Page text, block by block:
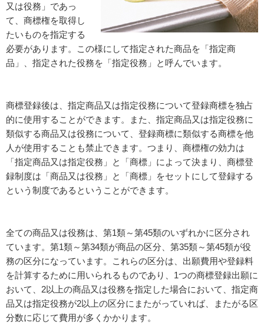
又は役務」であっ
て、商標権を取得し
たいものを指定する
必要があります。この様にして指定された商品を「指定商
品」、指定された役務を「指定役務」と呼んでいます。
商標登録後は、指定商品又は指定役務について登録商標を独占
的に使用することができます。また、指定商品又は指定役務に
類似する商品又は役務について、登録商標に類似する商標を他
人が使用することも禁止できます。つまり、商標権の効力は
「指定商品又は指定役務」と「商標」によって決まり、商標登
録制度は「商品又は役務」と「商標」をセットにして登録する
という制度であるということができます。
全ての商品又は役務は、第1類～第45類のいずれかに区分され
ています。第1類～第34類が商品の区分、第35類～第45類が役
務の区分になっています。これらの区分は、出願費用や登録料
を計算するために用いられるものであり、1つの商標登録出願に
おいて、2以上の商品又は役務を指定した場合において、指定商
品又は指定役務が2以上の区分にまたがっていれば、またがる区
分数に応じて費用が多くかかります。